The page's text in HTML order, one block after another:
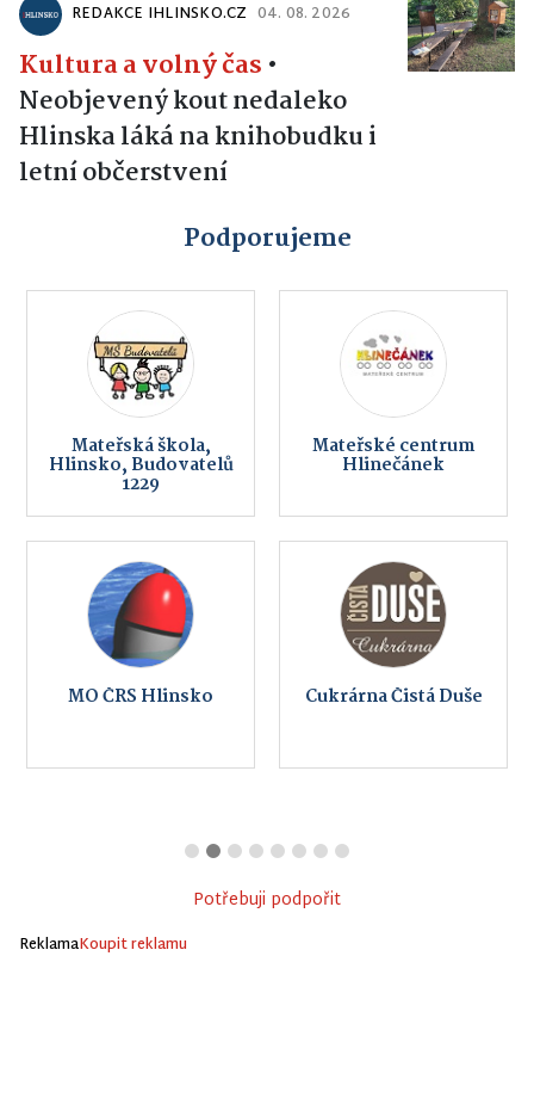
REDAKCE IHLINSKO.CZ 04. 08. 2026
Kultura a volný čas •
Neobjevený kout nedaleko
Hlinska láká na knihobudku i
letní občerstvení
Podporujeme
Mateřská škola,
Hlinsko, Budovatelů
1229
Mateřské centrum
Hlinečánek
MO ČRS Hlinsko Cukrárna Čistá Duše
Potřebuji podpořit
ReklamaKoupit reklamu